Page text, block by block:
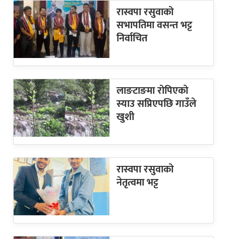
रास्वपा रसुवाको
सभापतिमा वसन्त भट्ट
निर्वाचित
लाङटाङमा रोपिएको
स्याउ सप्रिएपछि गाउँले
खुशी
रास्वपा रसुवाको
नेतृत्वमा भट्ट